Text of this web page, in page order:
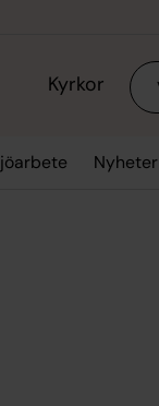
Kyrkor Sök
Nyheter